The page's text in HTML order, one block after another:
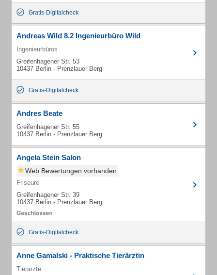
Gratis-Digitalcheck
Andreas Wild 8.2 Ingenieurbüro Wild
Ingenieurbüros
Greifenhagener Str. 53
10437 Berlin - Prenzlauer Berg
Gratis-Digitalcheck
Andres Beate
Greifenhagener Str. 55
10437 Berlin - Prenzlauer Berg
Angela Stein Salon
Web Bewertungen vorhanden
Friseure
Greifenhagener Str. 39
10437 Berlin - Prenzlauer Berg
Gratis-Digitalcheck
Anne Gamalski - Praktische Tierärztin
Tierärzte